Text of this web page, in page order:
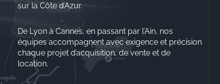
sur la Côte d’Azur.
De Lyon à Cannes, en passant par l’Ain, nos
équipes accompagnent avec exigence et précision
chaque projet d’acquisition, de vente et de
location.